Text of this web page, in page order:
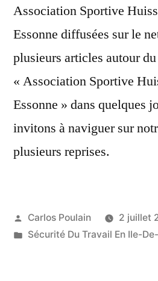
Association Sportive
Essonne diffusées sur le
plusieurs articles autour
« Association Sportive
Essonne » dans quelques
invitons à naviguer sur
plusieurs reprises.
Publié
par
Carlos Poulain
2 juillet
Publié
Sécurité Du Travail En Ile-